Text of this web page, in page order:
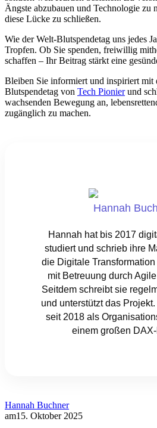
Ängste abzubauen und Technologie zu
diese Lücke zu schließen.
Wie der Welt-Blutspendetag uns jedes
Tropfen. Ob Sie spenden, freiwillig
schaffen – Ihr Beitrag stärkt eine
Bleiben Sie informiert und inspiriert
Blutspendetag von Tech Pionierund
wachsenden Bewegung an,
zugänglich zu machen.
Hannah
Hannah hat bis 2017
studiert und schrieb ihre
die Digitale
mit Betreuung durch
Seitdem schreibt sie
und unterstützt das
seit 2018 als
einem großen
Hannah Buchner
am15. Oktober 2025